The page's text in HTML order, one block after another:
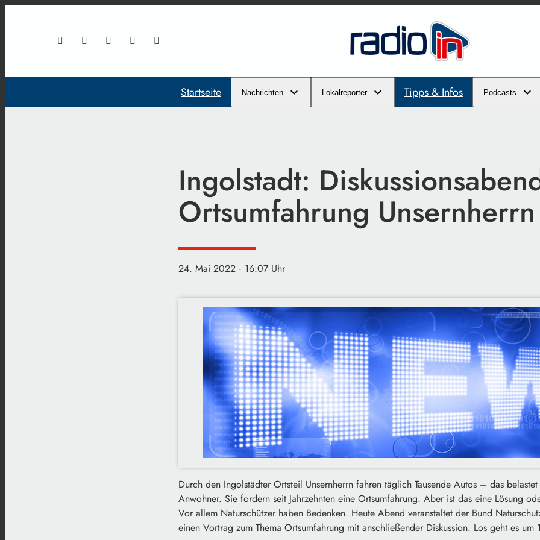
Startseite Nachrichten Lokalreporter Tipps & Infos Podcasts
Ingolstadt:
Ortsumfahrung Unsernherrn
24. Mai 2022 · 16:07 Uhr
Durch den Ingolstädter Ortsteil Unsernherrn fahren täglich Tausende Autos – das
Anwohner. Sie fordern seit Jahrzehnten eine Ortsumfahrung. Aber ist das eine Lösung
Vor allem Naturschützer haben Bedenken. Heute Abend veranstaltet der Bund
einen Vortrag zum Thema Ortsumfahrung mit anschließender Diskussion. Los geht es um